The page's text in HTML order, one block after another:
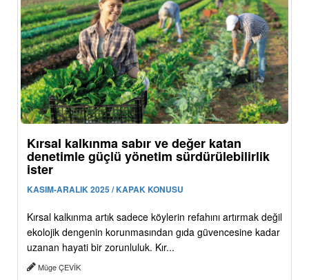
Kırsal kalkınma sabır ve değer katan
denetimle güçlü yönetim sürdürülebilirlik
ister
KASIM-ARALIK 2025 / KAPAK KONUSU
Kırsal kalkınma artık sadece köylerin refahını artırmak değil
ekolojik dengenin korunmasından gıda güvencesine kadar
uzanan hayati bir zorunluluk. Kır...
Müge ÇEVİK